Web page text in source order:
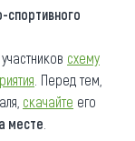
спортивного
схему
. Перед тем,
скачайте его
месте